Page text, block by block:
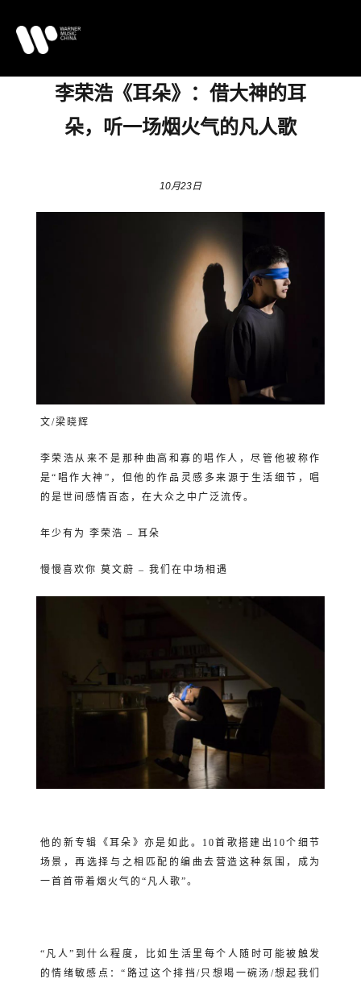
李荣浩《耳朵》：借大神的耳
朵，听一场烟火气的凡人歌
10月23日
文/梁晓辉
李荣浩从来不是那种曲高和寡的唱作人，尽管他被称作
是“唱作大神”，但他的作品灵感多来源于生活细节，唱
的是世间感情百态，在大众之中广泛流传。
年少有为 李荣浩 – 耳朵
慢慢喜欢你 莫文蔚 – 我们在中场相遇
他的新专辑《耳朵》亦是如此。10首歌搭建出10个细节
场景，再选择与之相匹配的编曲去营造这种氛围，成为
一首首带着烟火气的“凡人歌”。
“凡人”到什么程度，比如生活里每个人随时可能被触发
的情绪敏感点：“路过这个排挡/只想喝一碗汤/想起我们